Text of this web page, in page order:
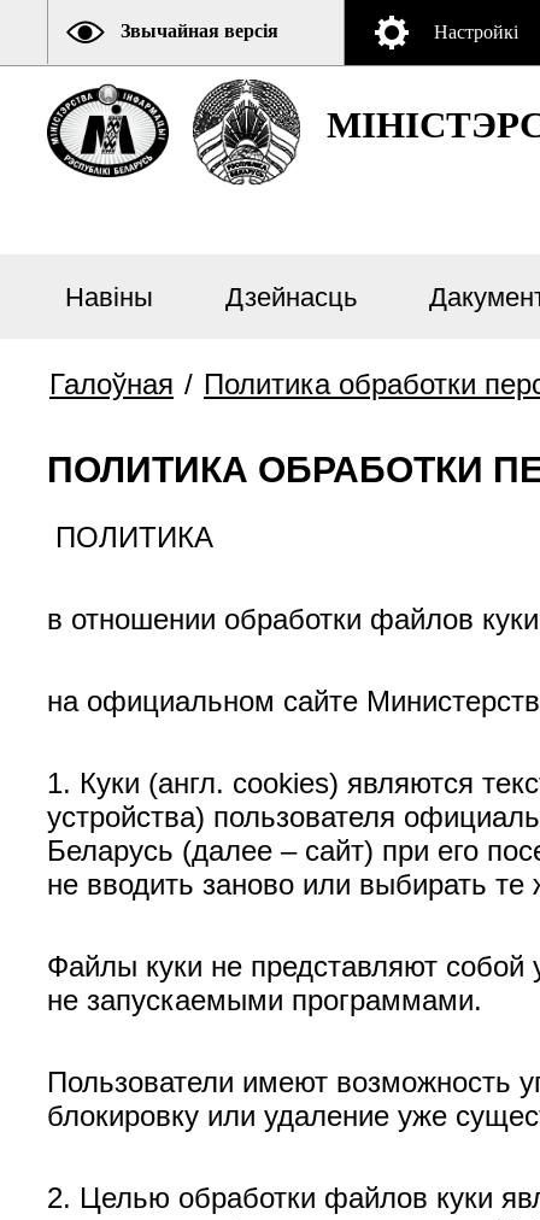
Звычайная версія Настройкі
Навiны Дзейнасць
Галоўная / Политика обработки
ПОЛИТИКА ОБРАБОТКИ
ПОЛИТИКА
в отношении обработки файлов куки
на официальном сайте
1. Куки (англ. cookies) являются
устройства) пользователя
Беларусь (далее – сайт) при его
не вводить заново или выбирать
Файлы куки не представляют собой
не запускаемыми программами.
Пользователи имеют возможность
блокировку или удаление уже
2. Целью обработки файлов куки